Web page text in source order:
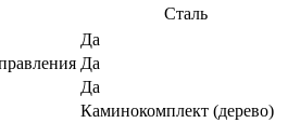
Сталь
Да
Да
Да
Каминокомплект (дерево)